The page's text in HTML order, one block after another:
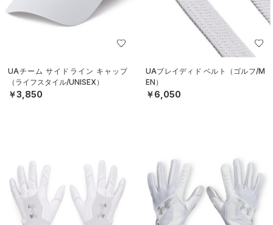
UAチーム サイドライン キャップ
（ライフスタイル/UNISEX）
￥3,850
UAブレイディド ベルト（ゴルフ/M
EN）
￥6,050